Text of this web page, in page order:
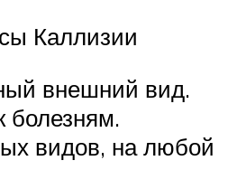
Каллизии
внешний вид.
болезням.
видов, на любой